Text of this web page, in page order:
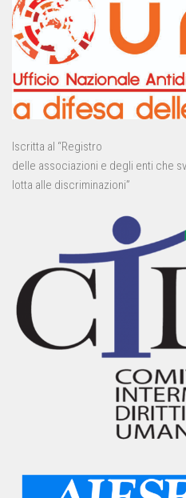
Iscritta al “Registro
delle associazioni e degli enti che
lotta alle discriminazioni”